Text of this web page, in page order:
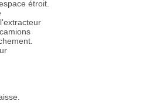
étroit.